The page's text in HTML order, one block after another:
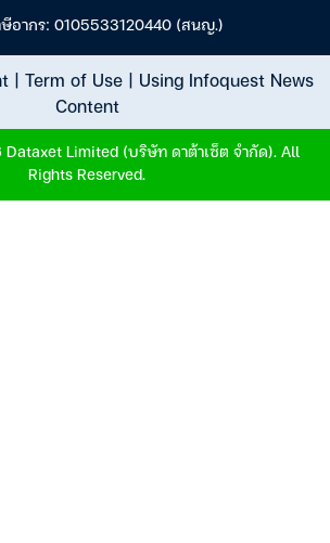
ษีอากร: 0105533120440 (สนญ.)
| Term of Use| Using Infoquest News
Content
Limited (บริษัท ดาต้าเซ็ต จำกัด). All
Rights Reserved.